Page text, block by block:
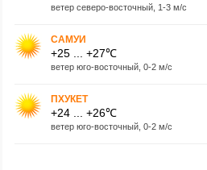
ветер северо-восточный, 1-3 м/с
САМУИ
+25 ... +27℃
ветер юго-восточный, 0-2 м/с
ПХУКЕТ
+24 ... +26℃
ветер юго-восточный, 0-2 м/с